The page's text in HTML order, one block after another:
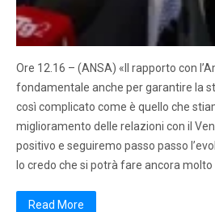
Ore 12.16 – (ANSA) «Il rapporto con
fondamentale anche per garantire la
così complicato come è quello che
miglioramento delle relazioni con il
positivo e seguiremo passo passo
Io credo che si potrà fare ancora molto
Read More